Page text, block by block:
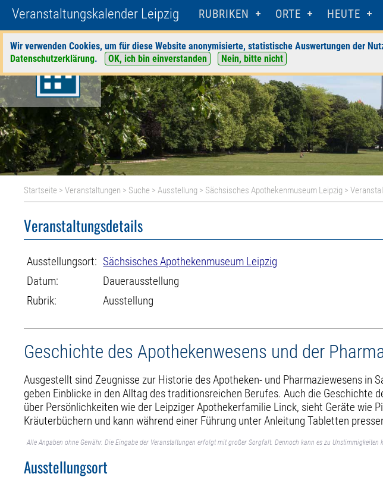
Veranstaltungskalender Leipzig RUBRIKEN ORTE HEUTE
Wir verwenden Cookies, um für diese Website anonymisierte, statistische Auswertungen der
Datenschutzerklärung. OK, ich bin einverstanden Nein, bitte nicht
Startseite >Veranstaltungen > Suche >Ausstellung > Sächsisches Apothekenmuseum Leipzig >
Veranstaltungsdetails
Ausstellungsort: Sächsisches Apothekenmuseum Leipzig
Datum:
Dauerausstellung
Rubrik:
Ausstellung
Geschichte des Apothekenwesens und der
Ausgestellt sind Zeugnisse zur Historie des Apotheken- und Pharmaziewesens in
geben Einblicke in den Alltag des traditionsreichen Berufes. Auch die
über Persönlichkeiten wie der Leipziger Apothekerfamilie Linck, sieht Geräte wie
Kräuterbüchern und kann während einer Führung unter Anleitung Tabletten
Alle Angaben ohne Gewähr. Die Eingabe der Veranstaltungen erfolgt mit großer Sorgfalt. Dennoch kann es zu
Ausstellungsort